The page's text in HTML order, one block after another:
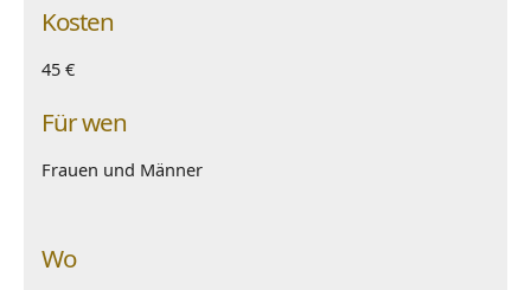
Kosten
45 €
Für wen
Frauen und Männer
Wo